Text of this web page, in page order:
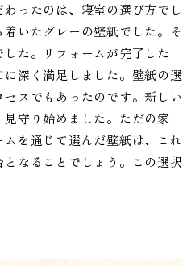
ったのは、寝室の選び方でし
いたグレーの壁紙でした。そ
た。リフォームが完了した
深く満足しました。壁紙の選
スでもあったのです。新しい
守り始めました。ただの家
を通じて選んだ壁紙は、これ
なることでしょう。この選択